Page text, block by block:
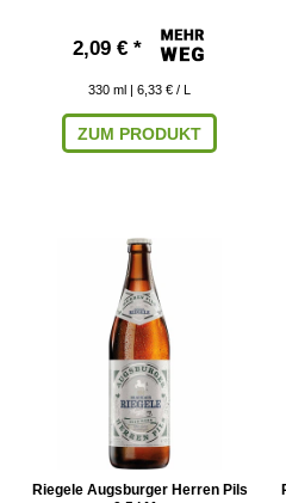
2,09 € *
330 ml | 6,33 € / L
ZUM PRODUKT
Riegele Augsburger Herren Pils